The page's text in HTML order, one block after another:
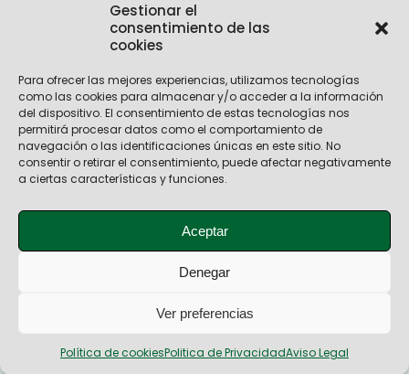
Gestionar el
consentimiento de las
cookies
Para ofrecer las mejores experiencias, utilizamos tecnologías
como las cookies para almacenar y/o acceder a la información
del dispositivo. El consentimiento de estas tecnologías nos
permitirá procesar datos como el comportamiento de
navegación o las identificaciones únicas en este sitio. No
consentir o retirar el consentimiento, puede afectar negativamente
a ciertas características y funciones.
Aceptar
Denegar
Ver preferencias
Política de cookiesPolitica de PrivacidadAviso Legal
Nosotros
Experiencias Andalucía
Empresas Turismo Activo
Empresas Turismo Ecoturismo
Novedades
Contacto
Teléfono
+34 611 052 513
Correo electrónico
federacion@andalucia-ecoactiva.com
Política de Privacidad
Política de Cookies
© Diseño Web Kapas.es